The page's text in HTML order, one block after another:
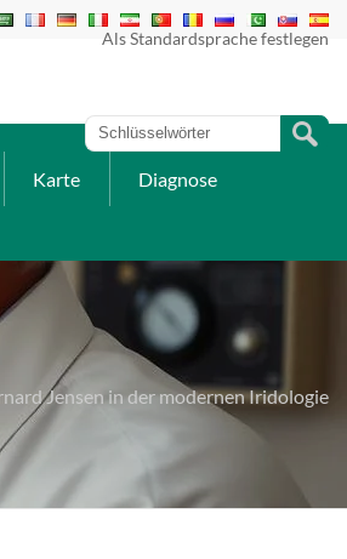
Als Standardsprache festlegen
Karte Diagnose
Jensen in der modernen Iridologie